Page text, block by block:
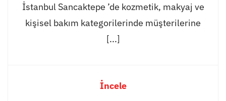
İstanbul Sancaktepe ’de kozmetik, makyaj ve
kişisel bakım kategorilerinde müşterilerine
[...]
İncele